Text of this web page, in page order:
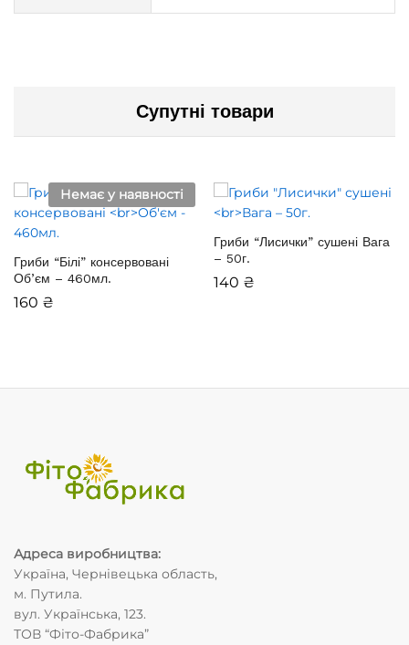
Супутні товари
Немає у наявності
Гриби “Білі” консервовані
Об’єм – 460мл.
160 ₴
Гриби “Лисички” сушені Вага
– 50г.
140 ₴
Адреса виробництва:
Україна, Чернівецька область,
м. Путила.
вул. Українська, 123.
ТОВ “Фіто-Фабрика”